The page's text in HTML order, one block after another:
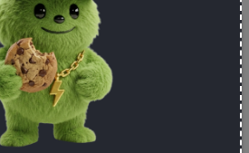
kukoricának Magyarországon?